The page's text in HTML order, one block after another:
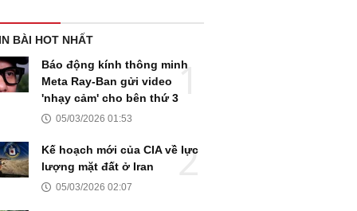
BÀI HOT NHẤT
Báo động kính thông minh
Meta Ray-Ban gửi video
'nhạy cảm' cho bên thứ 3
05/03/2026 01:53
Kế hoạch mới của CIA về lực
lượng mặt đất ở Iran
05/03/2026 02:07